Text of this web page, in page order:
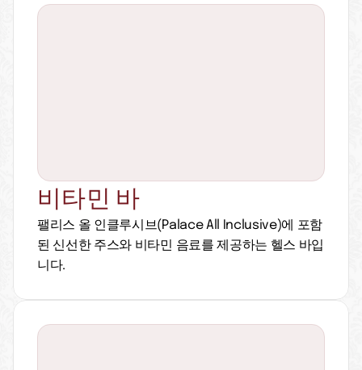
비타민 바
팰리스 올 인클루시브(Palace All Inclusive)에 포함
된 신선한 주스와 비타민 음료를 제공하는 헬스 바입
니다.